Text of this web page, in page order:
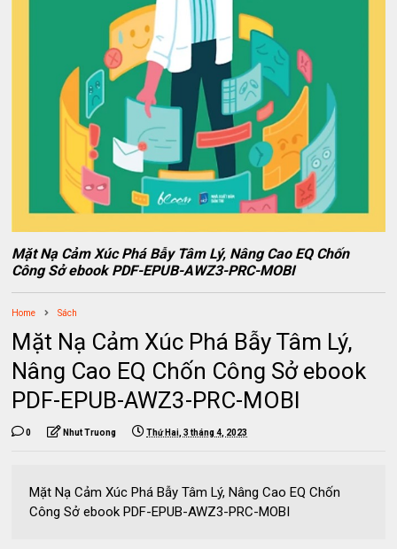
Mặt Nạ Cảm Xúc Phá Bẫy Tâm Lý, Nâng Cao EQ Chốn
Công Sở ebook PDF-EPUB-AWZ3-PRC-MOBI
Home Sách
Mặt Nạ Cảm Xúc Phá Bẫy Tâm Lý,
Nâng Cao EQ Chốn Công Sở ebook
PDF-EPUB-AWZ3-PRC-MOBI
0 Nhut Truong Thứ Hai, 3 tháng 4, 2023
Mặt Nạ Cảm Xúc Phá Bẫy Tâm Lý, Nâng Cao EQ Chốn
Công Sở ebook PDF-EPUB-AWZ3-PRC-MOBI